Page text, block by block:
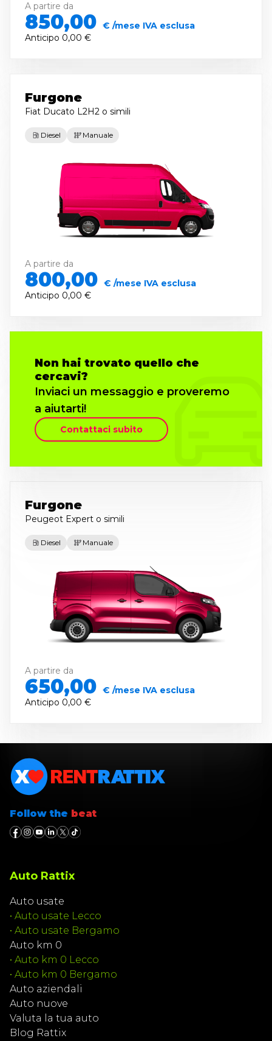
A partire da
850,00 € /mese IVA esclusa
Anticipo 0,00 €
Furgone
Fiat Ducato L2H2 o simili
Diesel Manuale
A partire da
800,00 € /mese IVA esclusa
Anticipo 0,00 €
Non hai trovato quello che
cercavi?
Inviaci un messaggio e proveremo
a aiutarti!
Contattaci subito
Furgone
Peugeot Expert o simili
Diesel Manuale
A partire da
650,00 € /mese IVA esclusa
Anticipo 0,00 €
Follow the beat
Auto Rattix
Auto usate
• Auto usate Lecco
• Auto usate Bergamo
Auto km 0
• Auto km 0 Lecco
• Auto km 0 Bergamo
Auto aziendali
Auto nuove
Valuta la tua auto
Blog Rattix